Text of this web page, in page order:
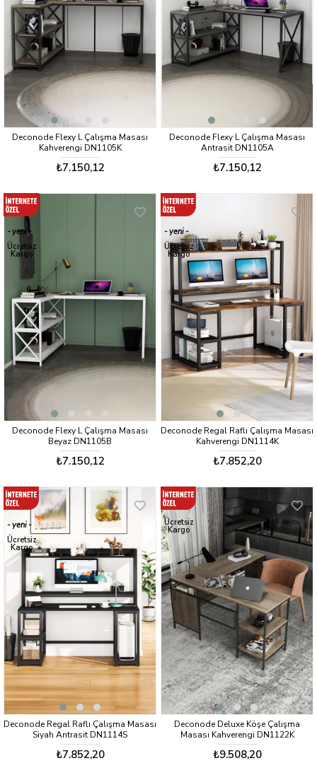
Deconode Flexy L Çalışma Masası
Kahverengi DN1105K
₺7.150,12
Deconode Flexy L Çalışma Masası
Antrasit DN1105A
₺7.150,12
Deconode Flexy L Çalışma Masası
Beyaz DN1105B
₺7.150,12
yeni
ürün
Ücretsiz
Kargo
Deconode Regal Raflı Çalışma Masası
Kahverengi DN1114K
₺7.852,20
yeni
ürün
Ücretsiz
Kargo
Deconode Regal Raflı Çalışma Masası
Siyah Antrasit DN1114S
₺7.852,20
yeni
ürün
Ücretsiz
Kargo
Deconode Deluxe Köşe Çalışma
Masası Kahverengi DN1122K
₺9.508,20
Ücretsiz
Kargo